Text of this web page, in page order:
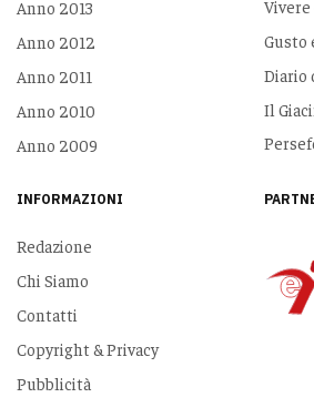
Anno 2013
Anno 2012
Anno 2011
Anno 2010
Anno 2009
Vivere
Gusto
Diario
Il
INFORMAZIONI
Redazione
Chi Siamo
Contatti
Copyright & Privacy
Pubblicità